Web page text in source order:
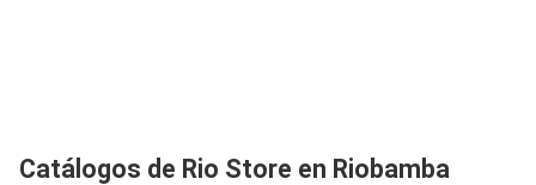
Catálogos de Rio Store en Riobamba